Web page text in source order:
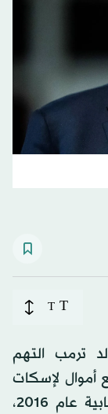
T
T
ترمب التهم
أموال لإسكات
ممثلة أفلام إباحية قبل حملته الانتخابية عام 2016،